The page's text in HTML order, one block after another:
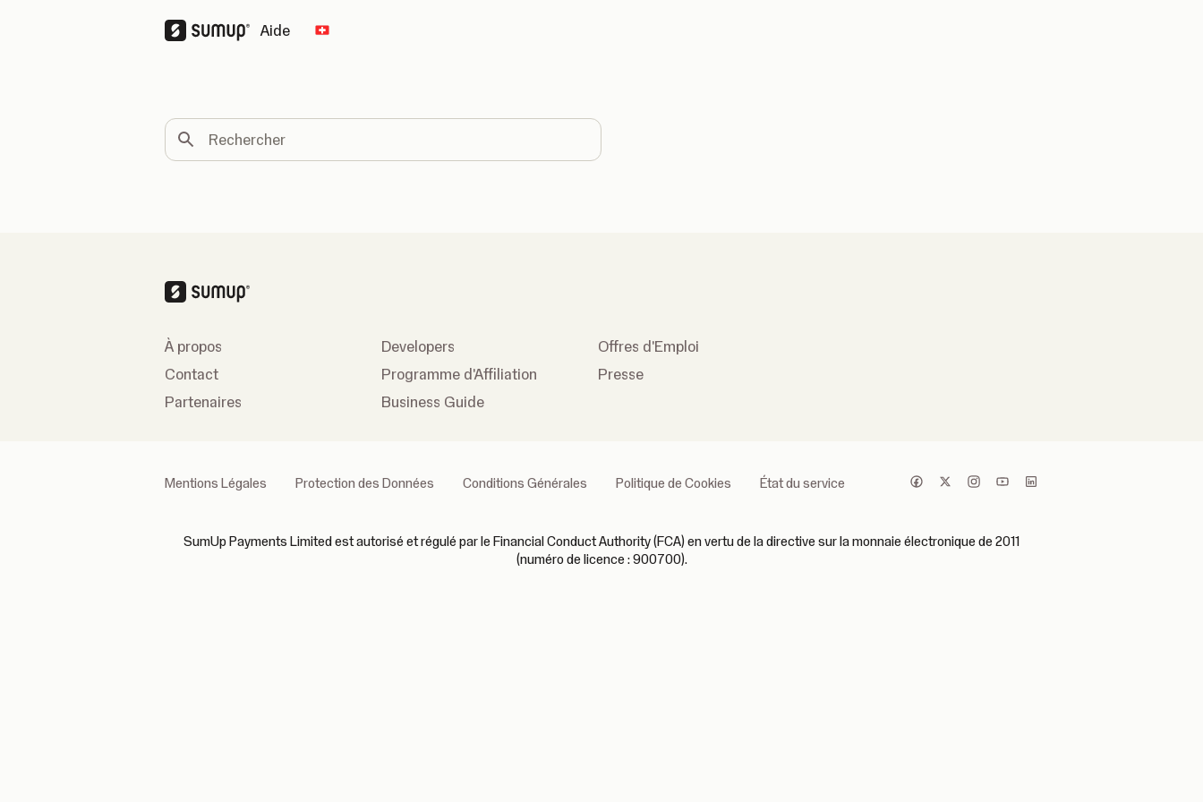
Aide Change country
Rechercher
À propos
Contact
Partenaires
Developers
Programme d'Affiliation
Business Guide
Offres d'Emploi
Presse
Mentions Légales Protection des Données Conditions Générales Politique de Cookies État du service
SumUp Payments Limited est autorisé et régulé par le Financial Conduct Authority (FCA) en vertu de la directive sur la monnaie électronique de 2011
(numéro de licence : 900700).